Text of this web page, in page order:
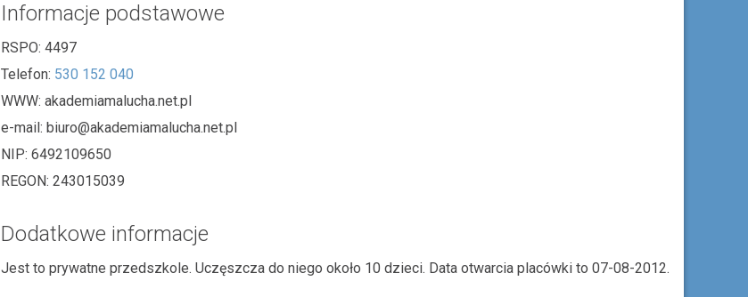
Informacje podstawowe
RSPO: 4497
Telefon: 530 152 040
WWW: akademiamalucha.net.pl
e-mail: biuro@akademiamalucha.net.pl
NIP: 6492109650
REGON: 243015039
Dodatkowe informacje
Jest to prywatne przedszkole. Uczęszcza do niego około 10 dzieci. Data otwarcia placówki to 07-08-2012.